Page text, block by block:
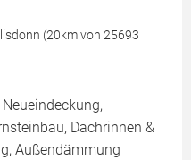
(20km von 25693
Dachrinnen &
Außendämmung